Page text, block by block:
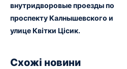
внутридворовые проезды по
проспекту Калнышевского и
улице Квітки Цісик.
Схожі новини